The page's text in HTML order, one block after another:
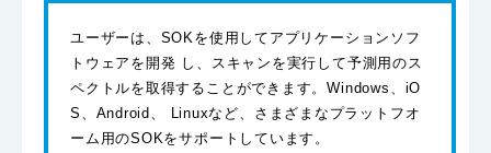
ユーザーは、SOKを使用してアプリケーションソフ
トウェアを開発 し、スキャンを実行して予測用のス
ペクトルを取得することができます。Windows、iO
S、Android、 Linuxなど、さまざまなプラットフオ
ーム用のSOKをサポートしています。